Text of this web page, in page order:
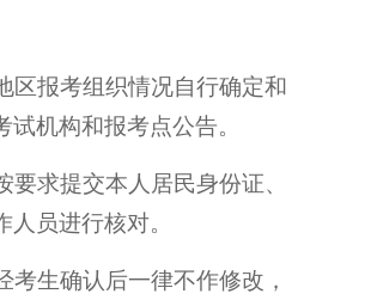
区报考组织情况自行确定和
机构和报考点公告。
求提交本人居民身份证、
员进行核对。
生确认后一律不作修改，